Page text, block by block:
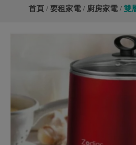
首頁 要租家電 廚房家電 雙